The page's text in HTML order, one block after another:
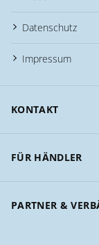
Datenschutz
Impressum
KONTAKT
FÜR HÄNDLER
PARTNER &